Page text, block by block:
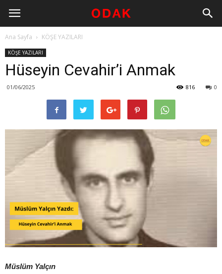
Ana Sayfa KÖŞE YAZILARI
KÖŞE YAZILARI
Hüseyin Cevahir’i Anmak
01/06/2025 0
816
Müslüm Yalçın